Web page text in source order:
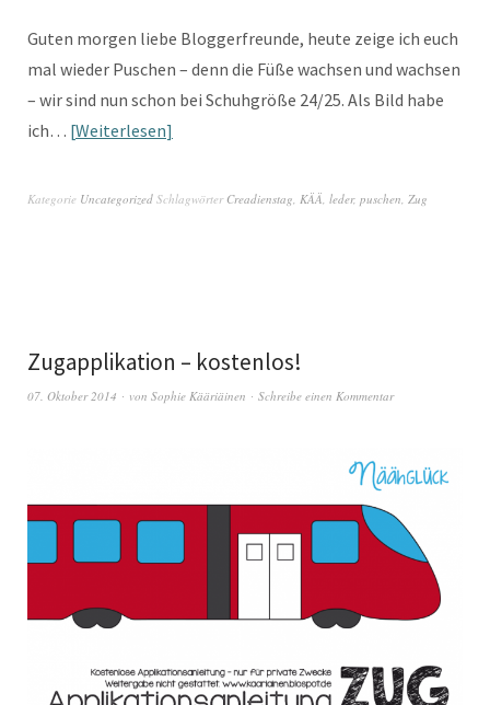
Guten morgen liebe Bloggerfreunde, heute zeige ich euch
mal wieder Puschen – denn die Füße wachsen und wachsen
– wir sind nun schon bei Schuhgröße 24/25. Als Bild habe
ich… Weiterlesen
Kategorie Uncategorized Schlagwörter Creadienstag, KÄÄ, leder, puschen, Zug
Zugapplikation – kostenlos!
07. Oktober 2014 von Sophie Kääriäinen Schreibe einen Kommentar